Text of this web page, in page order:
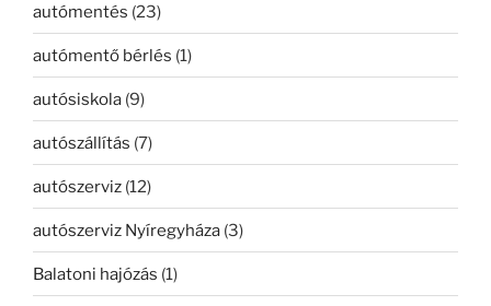
autómentés (23)
autómentő bérlés (1)
autósiskola (9)
autószállítás (7)
autószerviz (12)
autószerviz Nyíregyháza (3)
Balatoni hajózás (1)